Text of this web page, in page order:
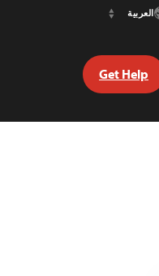
العربية
Switch
Get Help